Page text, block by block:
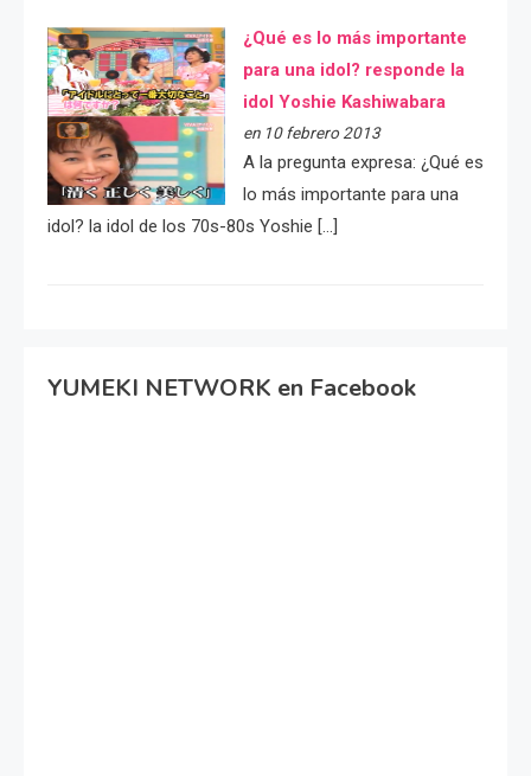
¿Qué es lo más importante
para una idol? responde la
idol Yoshie Kashiwabara
en 10 febrero 2013
A la pregunta expresa: ¿Qué es
lo más importante para una
idol? la idol de los 70s-80s Yoshie […]
YUMEKI NETWORK en Facebook